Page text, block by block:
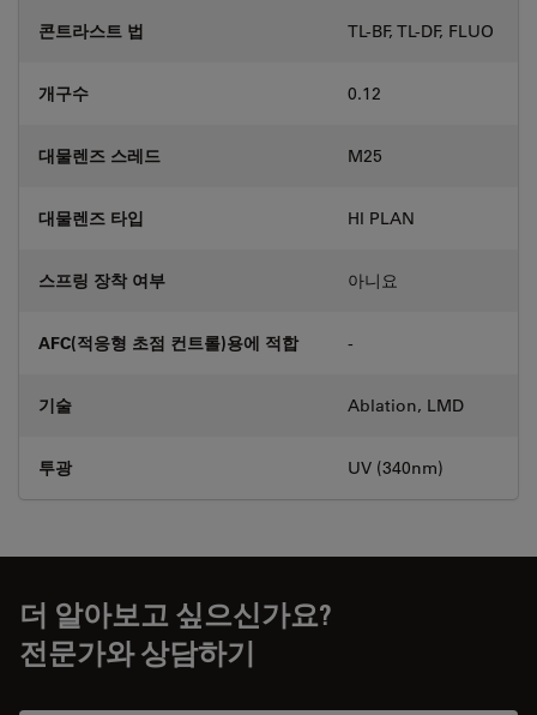
콘트라스트 법 TL-BF, TL-DF, FLUO
개구수 0.12
대물렌즈 스레드 M25
대물렌즈 타입 HI PLAN
스프링 장착 여부 아니요
AFC(적응형 초점 컨트롤)용에 적합 -
기술 Ablation, LMD
투광 UV (340nm)
더 알아보고 싶으신가요?
전문가와 상담하기